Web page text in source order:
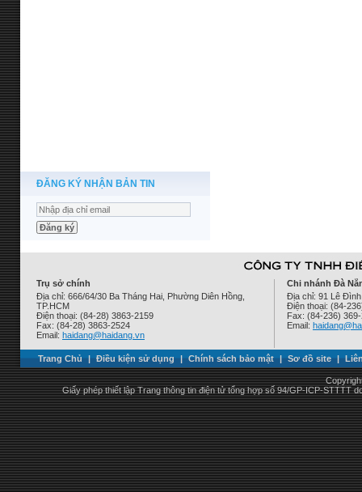
ĐĂNG KÝ NHẬN BẢN TIN
Trụ sở chính
Địa chỉ: 666/64/30 Ba Tháng Hai, Phường Diên Hồng,
TP.HCM
Điện thoại: (84-28) 3863-2159
Fax: (84-28) 3863-2524
Email: haidang@haidang.vn
Chi nhánh Đà
Địa chỉ: 91 Lê
Điện thoại: (84-
Fax: (84-236)
Email:
Trang Chủ | Điều kiện sử dụng | Chính sách bảo mật | Sơ đồ site |
Giấy phép thiết lập Trang thông tin điện tử tổng hợp số 94/GP-ICP-STTTT